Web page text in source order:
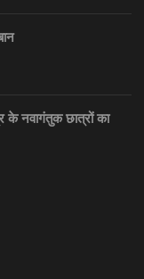
नवागंतुक छात्रों का